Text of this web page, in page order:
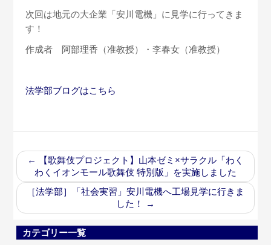
次回は地元の大企業「安川電機」に見学に行ってきま
す！
作成者 阿部理香（准教授）・李春女（准教授）
法学部ブログはこちら
←
【歌舞伎プロジェクト】山本ゼミ×サラクル「わく
わくイオンモール歌舞伎 特別版」を実施しました
［法学部］「社会実習」安川電機へ工場見学に行きま
した！
→
カテゴリー一覧